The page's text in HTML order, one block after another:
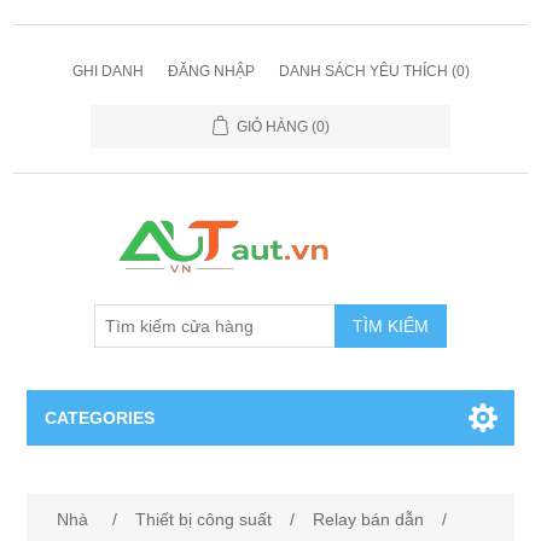
GHI DANH ĐĂNG NHẬP DANH SÁCH YÊU THÍCH (0)
GIỎ HÀNG (0)
TÌM KIẾM
CATEGORIES
Nhà / Thiết bị công suất / Relay bán dẫn
/